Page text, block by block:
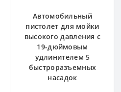
Автомобильный
пистолет для мойки
высокого давления с
19-дюймовым
удлинителем 5
быстроразъемных
насадок